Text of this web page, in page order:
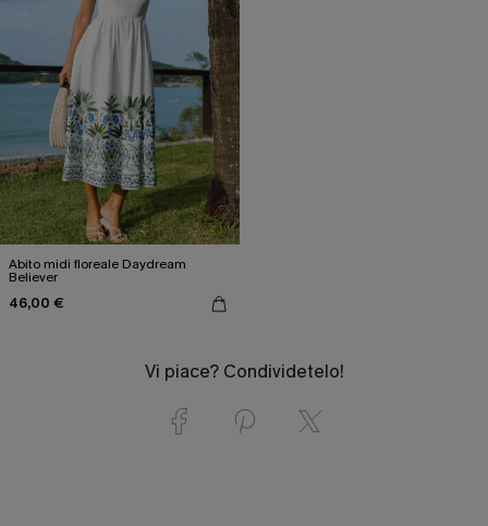
Abito midi floreale Daydream
Believer
46,00 €
Vi piace? Condividetelo!